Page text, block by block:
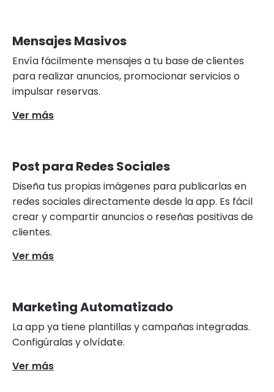
Mensajes Masivos
Envía fácilmente mensajes a tu base de clientes
para realizar anuncios, promocionar servicios o
impulsar reservas.
Ver más
Post para Redes Sociales
Diseña tus propias imágenes para publicarlas en
redes sociales directamente desde la app. Es fácil
crear y compartir anuncios o reseñas positivas de
clientes.
Ver más
Marketing Automatizado
La app ya tiene plantillas y campañas integradas.
Configúralas y olvídate.
Ver más